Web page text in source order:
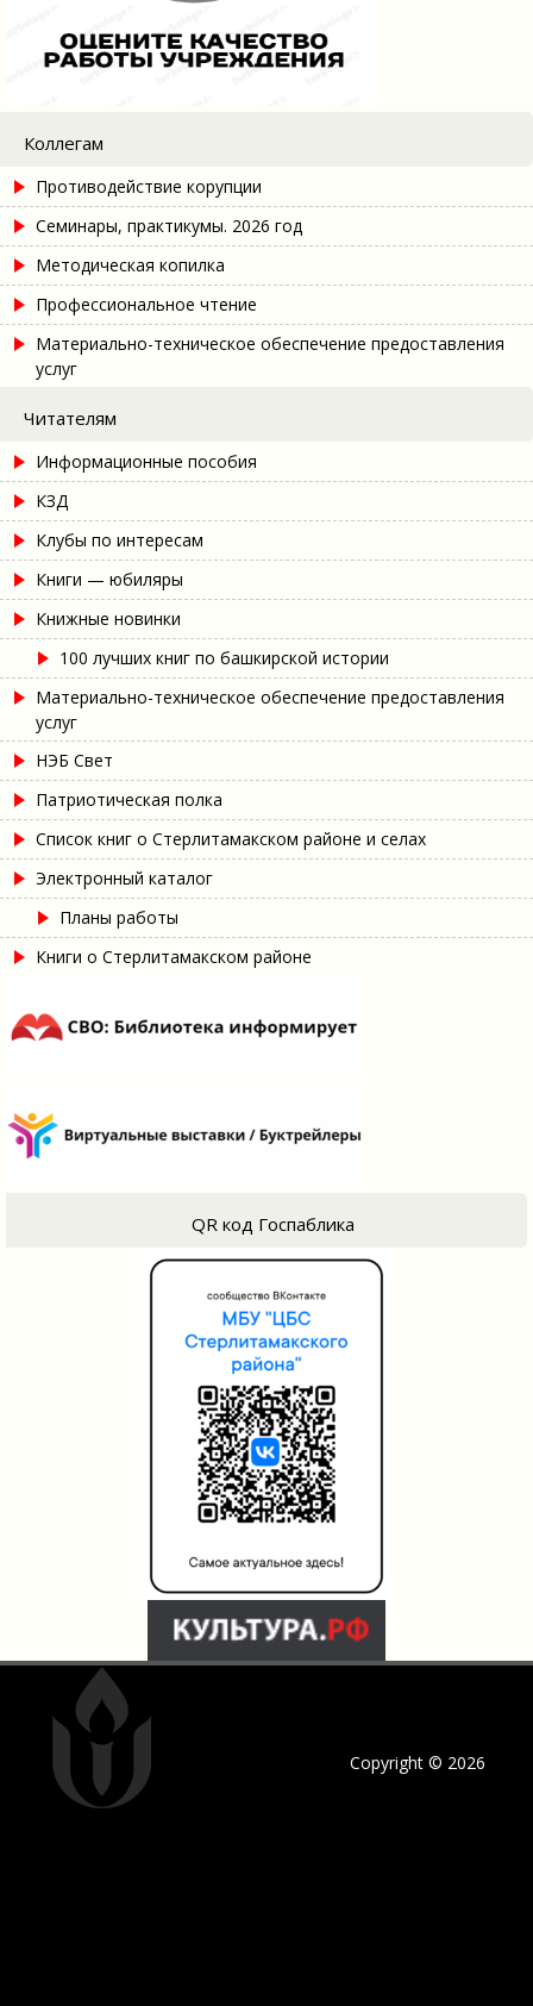
Коллегам
Противодействие корупции
Семинары, практикумы. 2026 год
Методическая копилка
Профессиональное чтение
Материально-техническое обеспечение предоставления
услуг
Читателям
Информационные пособия
КЗД
Клубы по интересам
Книги — юбиляры
Книжные новинки
100 лучших книг по башкирской истории
Материально-техническое обеспечение предоставления
услуг
НЭБ Свет
Патриотическая полка
Список книг о Стерлитамакском районе и селах
Электронный каталог
Планы работы
Книги о Стерлитамакском районе
QR код Госпаблика
Copyright © 2026